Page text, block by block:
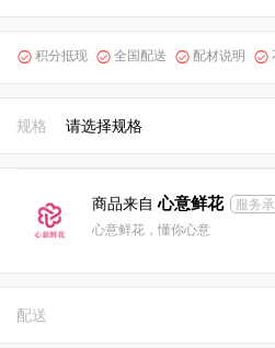
 积分抵现  全国配送  配材说明 
规格 请选择规格
商品来自心意鲜花
服务
心意鲜花，懂你心意
配送